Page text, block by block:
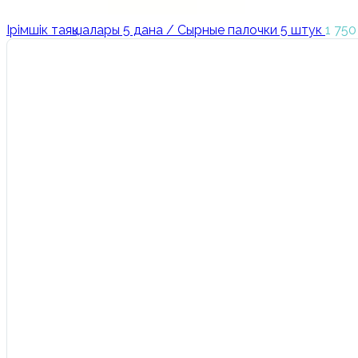
Ірімшік таяқшалары 5 дана / Сырные палочки 5 штук 1